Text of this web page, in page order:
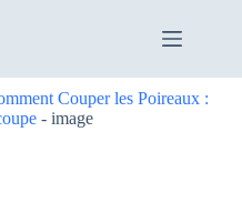
Couper les Poireaux :
- image